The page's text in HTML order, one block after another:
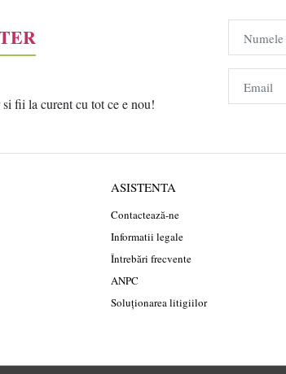
fii la curent cu tot ce e nou!
Numele
Email
ASISTENTA
Contactează-ne
Informatii legale
Întrebări frecvente
ANPC
Soluționarea litigiilor